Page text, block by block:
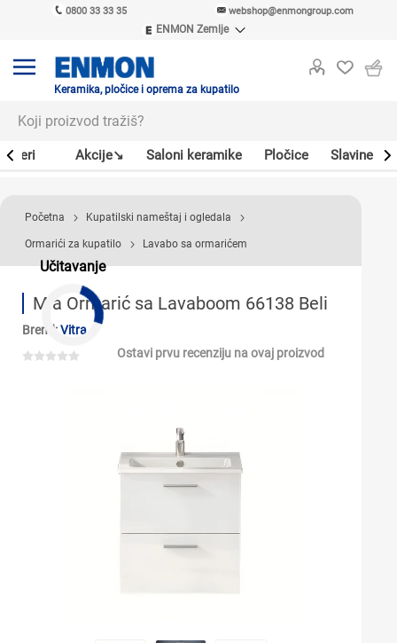
0800 33 33 35 webshop@enmongroup.com
ENMON Zemlje
ENMON MKD
Keramika, pločice i oprema za kupatilo
Akcije↘ Saloni keramike Pločice Slavine
Učitavanje
Početna Kupatilski nameštaj i ogledala
Ormarići za kupatilo Lavabo sa ormarićem
Mia Ormarić sa Lavaboom 66138 Beli
Brend:Vitra
Ostavi prvu recenziju na ovaj proizvod